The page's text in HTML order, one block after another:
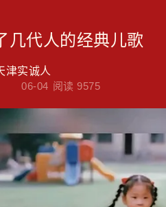
几代人的经典儿歌
津实诚人
06-04 阅读 9575